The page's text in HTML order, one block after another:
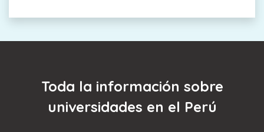
Toda la información sobre
universidades en el Perú